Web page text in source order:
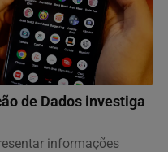
de Dados investiga
informações